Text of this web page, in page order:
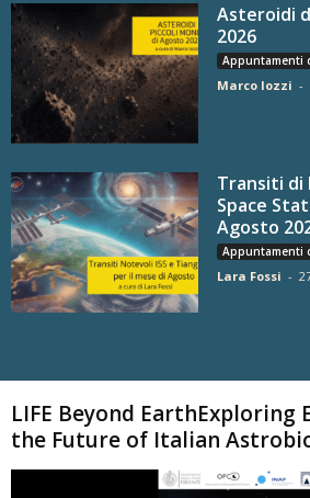
Asteroidi
2026
Appuntamenti
Marco Iozzi -
Transiti di
Space
Agosto
Appuntamenti
Lara Fossi -
LIFE Beyond EarthExploring
the Future of Italian